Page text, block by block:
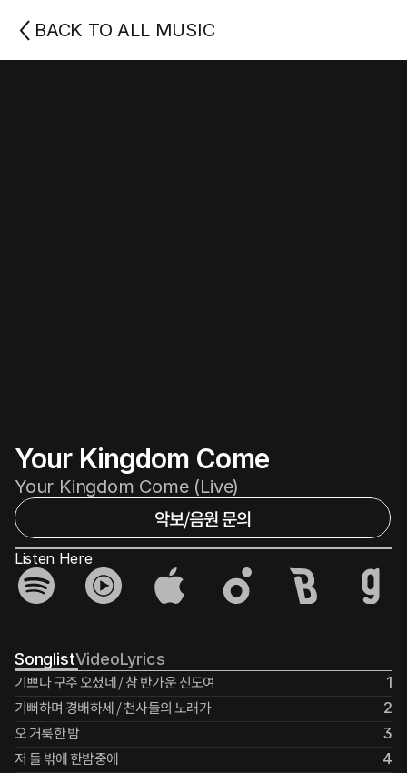
BACK TO ALL MUSIC
Your Kingdom Come
Your Kingdom Come (Live)
악보/음원 문의
Listen Here
VideoLyrics
Songlist
기쁘다 구주 오셨네 / 참 반가운 신도여
1
기뻐하며 경배하세 / 천사들의 노래가 2
오 거룩한 밤 3
저 들 밖에 한밤중에 4